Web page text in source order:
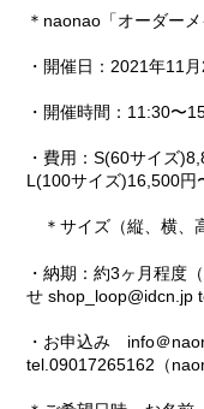
＊naonao「オーダー
・開催日：2021年11
・開催時間：11:30〜
・費用：S(60サイズ
L(100サイズ)16,500円
＊サイズ（縦、横、
・納期：約3ヶ月程度
せ shop_loop@idcn.jp
・お申込み info＠
tel.09017265162（